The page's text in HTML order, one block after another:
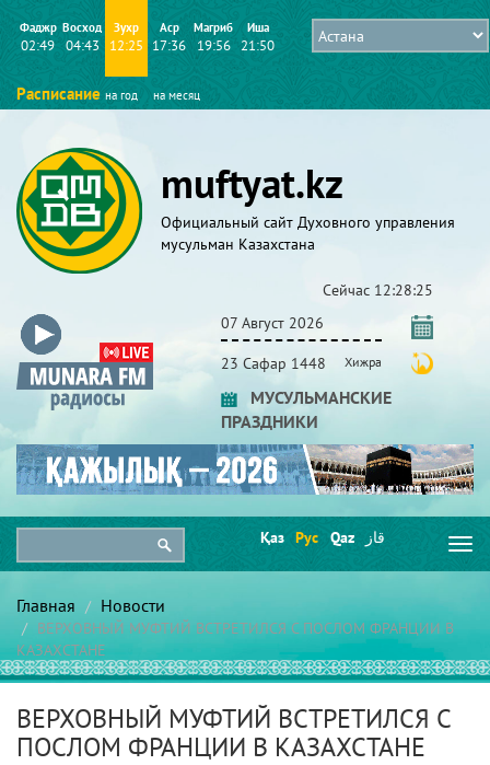
Фаджр
02:49
Восход
04:43
Зухр
12:25
Аср
17:36
Магриб
19:56
Иша
21:50
Расписание на год на месяц
muftyat.kz
Официальный сайт Духовного управления
мусульман Казахстана
Сейчас 12:28:26
07 Август 2026
23 Сафар 1448 Хижра
МУСУЛЬМАНСКИЕ
ПРАЗДНИКИ
Қаз Рус Qaz قاز
Главная Новости
ВЕРХОВНЫЙ МУФТИЙ ВСТРЕТИЛСЯ С ПОСЛОМ ФРАНЦИИ В
КАЗАХСТАНЕ
ВЕРХОВНЫЙ МУФТИЙ ВСТРЕТИЛСЯ С
ПОСЛОМ ФРАНЦИИ В КАЗАХСТАНЕ